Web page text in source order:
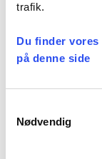
trafik.
Du finder
på denne side
Nødvendig
– også